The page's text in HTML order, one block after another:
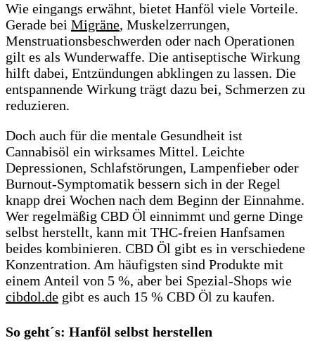
Wie eingangs erwähnt, bietet Hanföl viele Vorteile.
Gerade bei Migräne, Muskelzerrungen,
Menstruationsbeschwerden oder nach Operationen
gilt es als Wunderwaffe. Die antiseptische Wirkung
hilft dabei, Entzündungen abklingen zu lassen. Die
entspannende Wirkung trägt dazu bei, Schmerzen zu
reduzieren.
Doch auch für die mentale Gesundheit ist
Cannabisöl ein wirksames Mittel. Leichte
Depressionen, Schlafstörungen, Lampenfieber oder
Burnout-Symptomatik bessern sich in der Regel
knapp drei Wochen nach dem Beginn der Einnahme.
Wer regelmäßig CBD Öl einnimmt und gerne Dinge
selbst herstellt, kann mit THC-freien Hanfsamen
beides kombinieren. CBD Öl gibt es in verschiedene
Konzentration. Am häufigsten sind Produkte mit
einem Anteil von 5 %, aber bei Spezial-Shops wie
cibdol.de gibt es auch 15 % CBD Öl zu kaufen.
So geht´s: Hanföl selbst herstellen